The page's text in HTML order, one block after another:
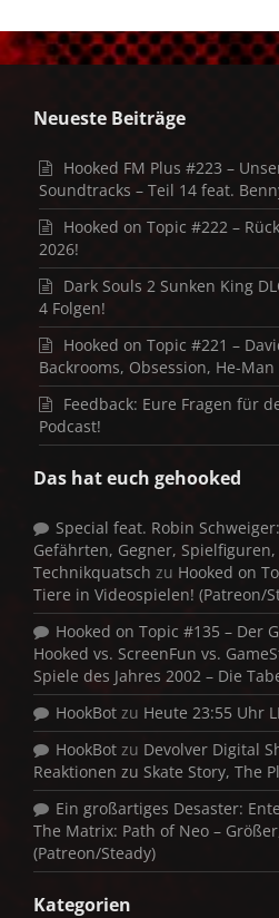
Neueste Beiträge
Hooked FM Plus #223 –
Soundtracks – Teil 14 feat.
Hooked on Topic #222 –
2026!
Dark Souls 2 Sunken King
4 Folgen!
Hooked on Topic #221 –
Backrooms, Obsession, He-
Feedback: Eure Fragen für
Podcast!
Das hat euch gehooked
Special feat. Robin
Gefährten, Gegner, Spielfiguren,
Technikquatsch zu Hooked on
Tiere in Videospielen! (Patreon/
Hooked on Topic #135 – Der
Hooked vs. ScreenFun vs.
Spiele des Jahres 2002 – Die
HookBot zu Heute 23:55 Uhr
HookBot zu Devolver Digital
Reaktionen zu Skate Story, The
Ein großartiges Desaster:
The Matrix: Path of Neo –
(Patreon/Steady)
Kategorien